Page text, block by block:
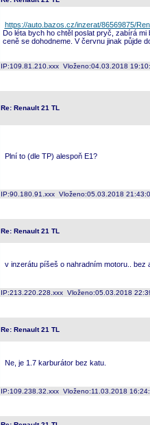
https://auto.bazos.cz/inzerat/86569875/
Do léta bych ho chtěl poslat pryč, zabírá
ceně se dohodneme. V červnu jinak půjde
IP:109.81.210.xxx Vloženo:04.03.2018
Re: Renault 21 TL
Plní to (dle TP) alespoň E1?
IP:90.180.91.xxx Vloženo:05.03.2018
Re: Renault 21 TL
v inzerátu píšeš o nahradním motoru.. bez
IP:213.220.228.xxx Vloženo:05.03.2018
Re: Renault 21 TL
Ne, je 1.7 karburátor bez katu.
IP:109.238.32.xxx Vloženo:11.03.2018